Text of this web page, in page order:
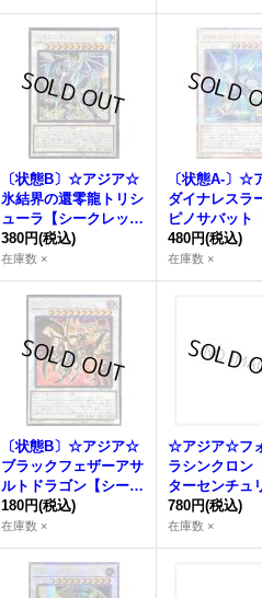
〔状態B〕☆アジア☆
氷結界の還零龍トリシ
ューラ【シークレッ
ト】{アジアTW01-JP0
40}《シンクロ》
380円(税込)
在庫数 ×
〔状態A-〕☆
ダイナレスラ
ピノサバット
ークレット】{
ANE-JP034}《
ロ》
480円(税込)
在庫数 ×
〔状態B〕☆アジア☆
ブラックフェザーアサ
ルトドラゴン【シーク
レット】{アジアDABL
-JP042}《シンクロ》
180円(税込)
在庫数 ×
☆アジア☆フ
ラシンクロン
ターセンチュ
クレット】{ア
CU-JP050}《
ロ》
780円(税込)
在庫数 ×